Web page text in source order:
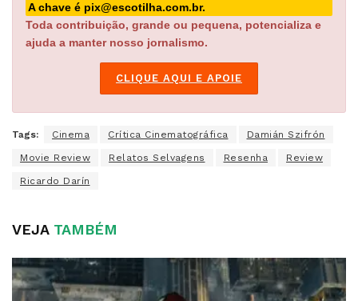
A chave é pix@escotilha.com.br.
Toda contribuição, grande ou pequena, potencializa e
ajuda a manter nosso jornalismo.
CLIQUE AQUI E APOIE
Tags: Cinema Crítica Cinematográfica Damián Szifrón
Movie Review Relatos Selvagens Resenha Review
Ricardo Darín
VEJATAMBÉM